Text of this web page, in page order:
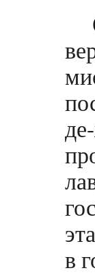
в